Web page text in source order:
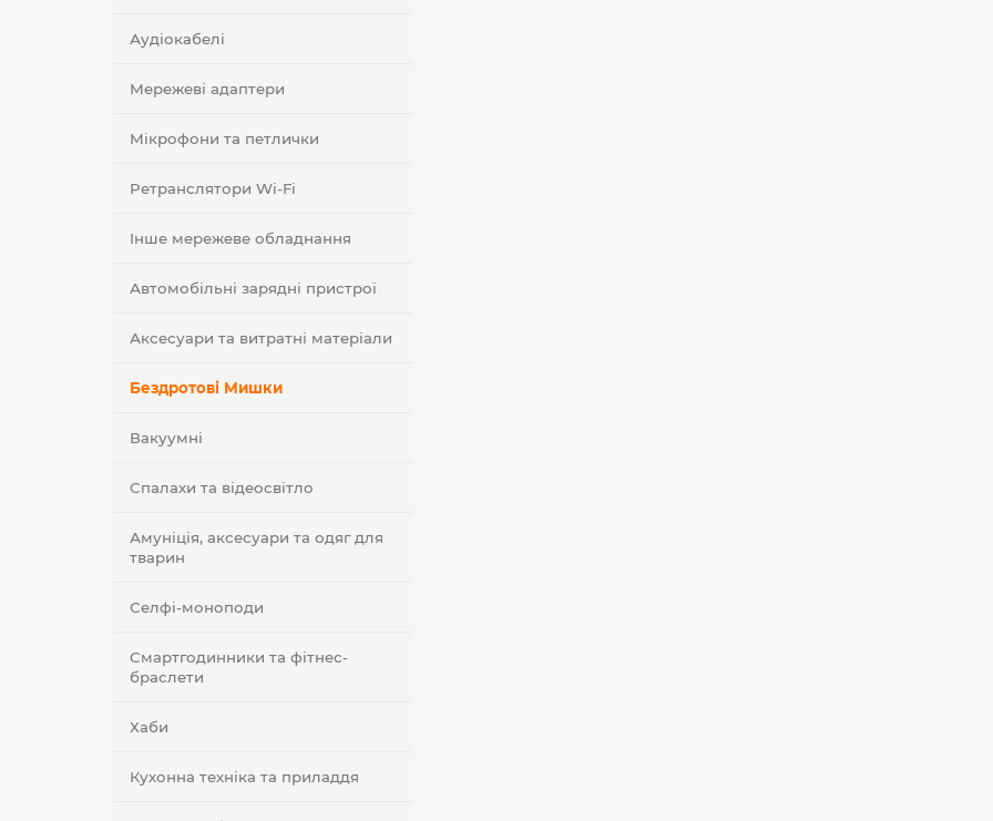
Аудіокабелі
Мережеві адаптери
Мікрофони та петлички
Ретранслятори Wi-Fi
Інше мережеве обладнання
Автомобільні зарядні пристрої
Аксесуари та витратні матеріали
Бездротові Мишки
Вакуумні
Спалахи та відеосвітло
Амуніція, аксесуари та одяг для
тварин
Селфi-моноподи
Смартгодинники та фітнес-
браслети
Хаби
Кухонна техніка та приладдя